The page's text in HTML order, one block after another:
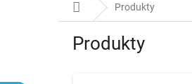
DomovProdukty
Produkty